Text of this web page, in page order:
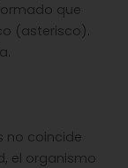
que
(asterisco).
no coincide
el organismo